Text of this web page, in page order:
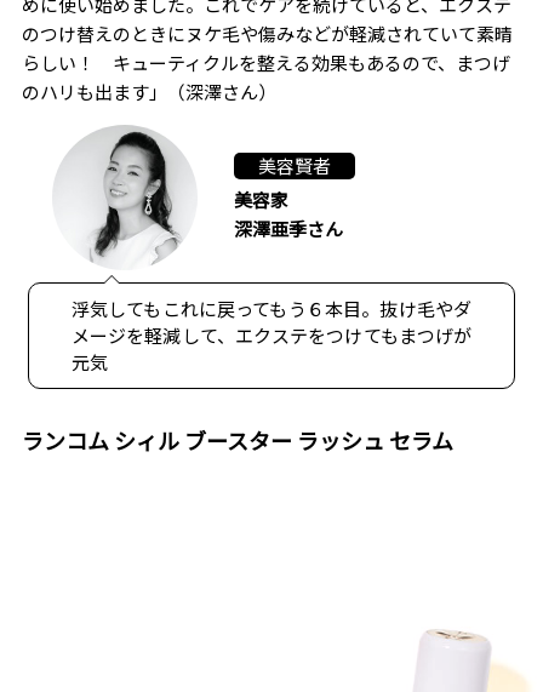
のつけ替えのときにヌケ毛や傷みなどが軽減されていて素晴
らしい！ キューティクルを整える効果もあるので、まつげ
のハリも出ます」（深澤さん）
美容賢者
美容家
深澤亜季さん
浮気してもこれに戻ってもう６本目。抜け毛やダ
メージを軽減して、エクステをつけてもまつげが
元気
ランコム シィル ブースター ラッシュ セラム